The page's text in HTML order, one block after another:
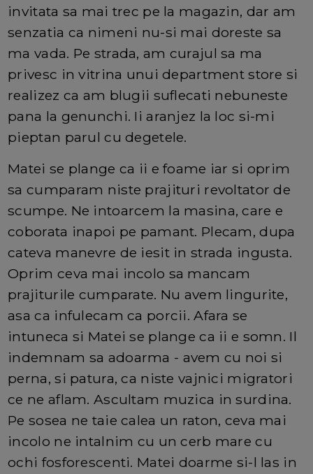
invitata sa mai trec pe la magazin, dar am
senzatia ca nimeni nu-si mai doreste sa
ma vada. Pe strada, am curajul sa ma
privesc in vitrina unui department store si
realizez ca am blugii suflecati nebuneste
pana la genunchi. Ii aranjez la loc si-mi
pieptan parul cu degetele.
Matei se plange ca ii e foame iar si oprim
sa cumparam niste prajituri revoltator de
scumpe. Ne intoarcem la masina, care e
coborata inapoi pe pamant. Plecam, dupa
cateva manevre de iesit in strada ingusta.
Oprim ceva mai incolo sa mancam
prajiturile cumparate. Nu avem lingurite,
asa ca infulecam ca porcii. Afara se
intuneca si Matei se plange ca ii e somn. Il
indemnam sa adoarma - avem cu noi si
perna, si patura, ca niste vajnici migratori
ce ne aflam. Ascultam muzica in surdina.
Pe sosea ne taie calea un raton, ceva mai
incolo ne intalnim cu un cerb mare cu
ochi fosforescenti. Matei doarme si-l las in